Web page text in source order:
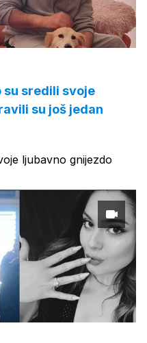
su sredili svoje
su još jedan
ljubavno gnijezdo